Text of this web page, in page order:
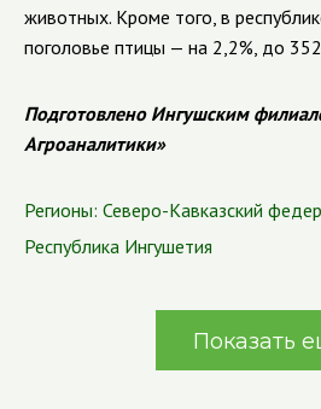
животных. Кроме того, в
поголовье птицы — на 2,2%, до
Подготовлено Ингушским
Агроаналитики»
Регионы: Северо-Кавказский
Республика Ингушетия
Показать